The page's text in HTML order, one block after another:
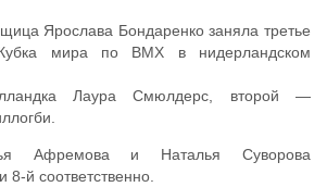
Ярослава Бондаренко заняла третье
мира по ВМХ в нидерландском
Лаура Смюлдерс, второй —
Афремова и Наталья Суворова
й соответственно.